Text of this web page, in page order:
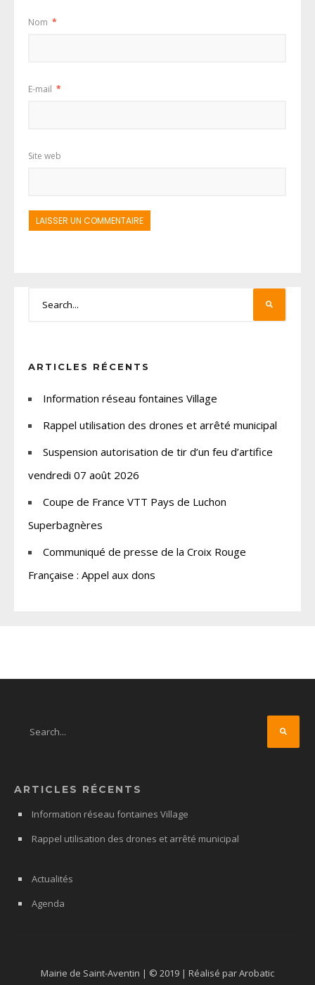
Nom *
E-mail *
Site web
ARTICLES RÉCENTS
Information réseau fontaines Village
Rappel utilisation des drones et arrêté municipal
Suspension autorisation de tir d’un feu d’artifice
vendredi 07 août 2026
Coupe de France VTT Pays de Luchon
Superbagnères
Communiqué de presse de la Croix Rouge
Française : Appel aux dons
ARTICLES RÉCENTS
Information réseau fontaines Village
Rappel utilisation des drones et arrêté municipal
Actualités
Agenda
Mairie de Saint-Aventin | © 2019 | Réalisé par Arobatic